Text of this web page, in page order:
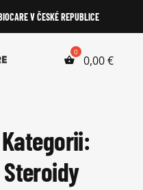
V ČESKÉ REPUBLICE
0,00€